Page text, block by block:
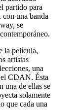
partido para
una banda
se
la película,
artistas
una
el CDAN. Ésta
una de ellas se
solamente
que cada una